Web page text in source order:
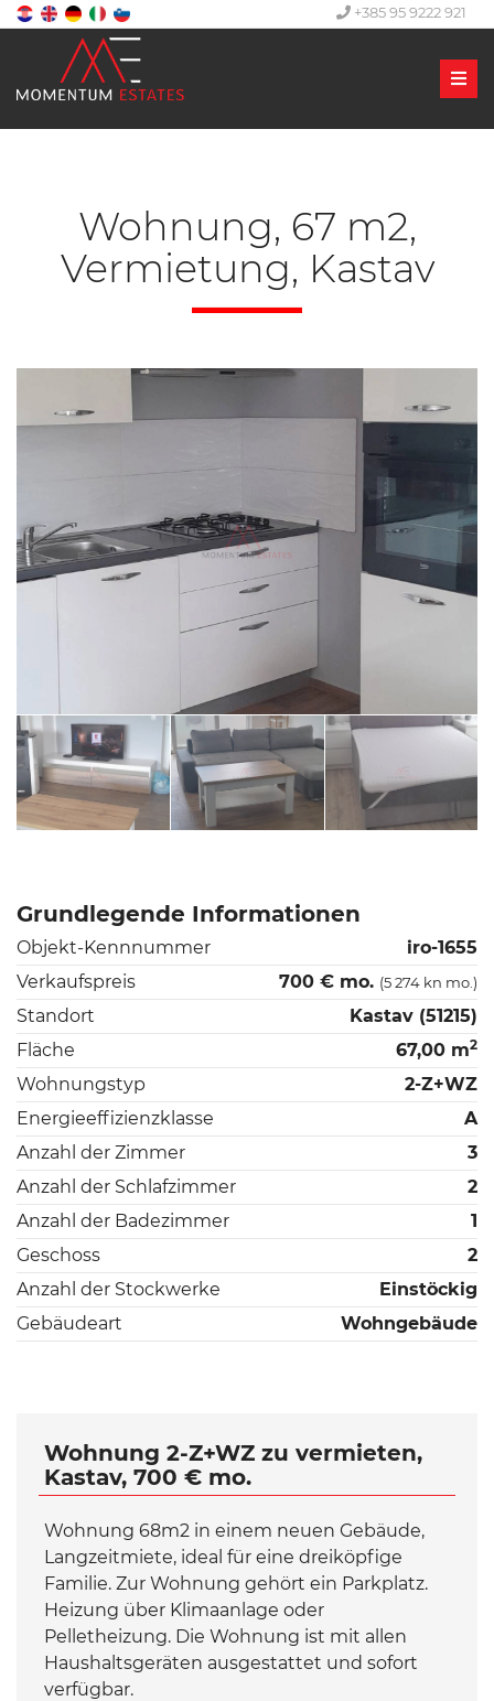
+385 95 9222 921
Wohnung, 67 m2,
Vermietung, Kastav
Grundlegende Informationen
Objekt-Kennnummer
iro-1655
Verkaufspreis
700 € mo. (5 274 kn mo.)
Standort
Kastav (51215)
Fläche
67,00 m2
Wohnungstyp
2-Z+WZ
Energieeffizienzklasse
A
Anzahl der Zimmer
3
Anzahl der Schlafzimmer
2
Anzahl der Badezimmer
1
Geschoss
2
Anzahl der Stockwerke
Einstöckig
Gebäudeart
Wohngebäude
Wohnung 2-Z+WZ zu vermieten,
Kastav, 700 € mo.
Wohnung 68m2 in einem neuen Gebäude,
Langzeitmiete, ideal für eine dreiköpfige
Familie. Zur Wohnung gehört ein Parkplatz.
Heizung über Klimaanlage oder
Pelletheizung. Die Wohnung ist mit allen
Haushaltsgeräten ausgestattet und sofort
verfügbar.